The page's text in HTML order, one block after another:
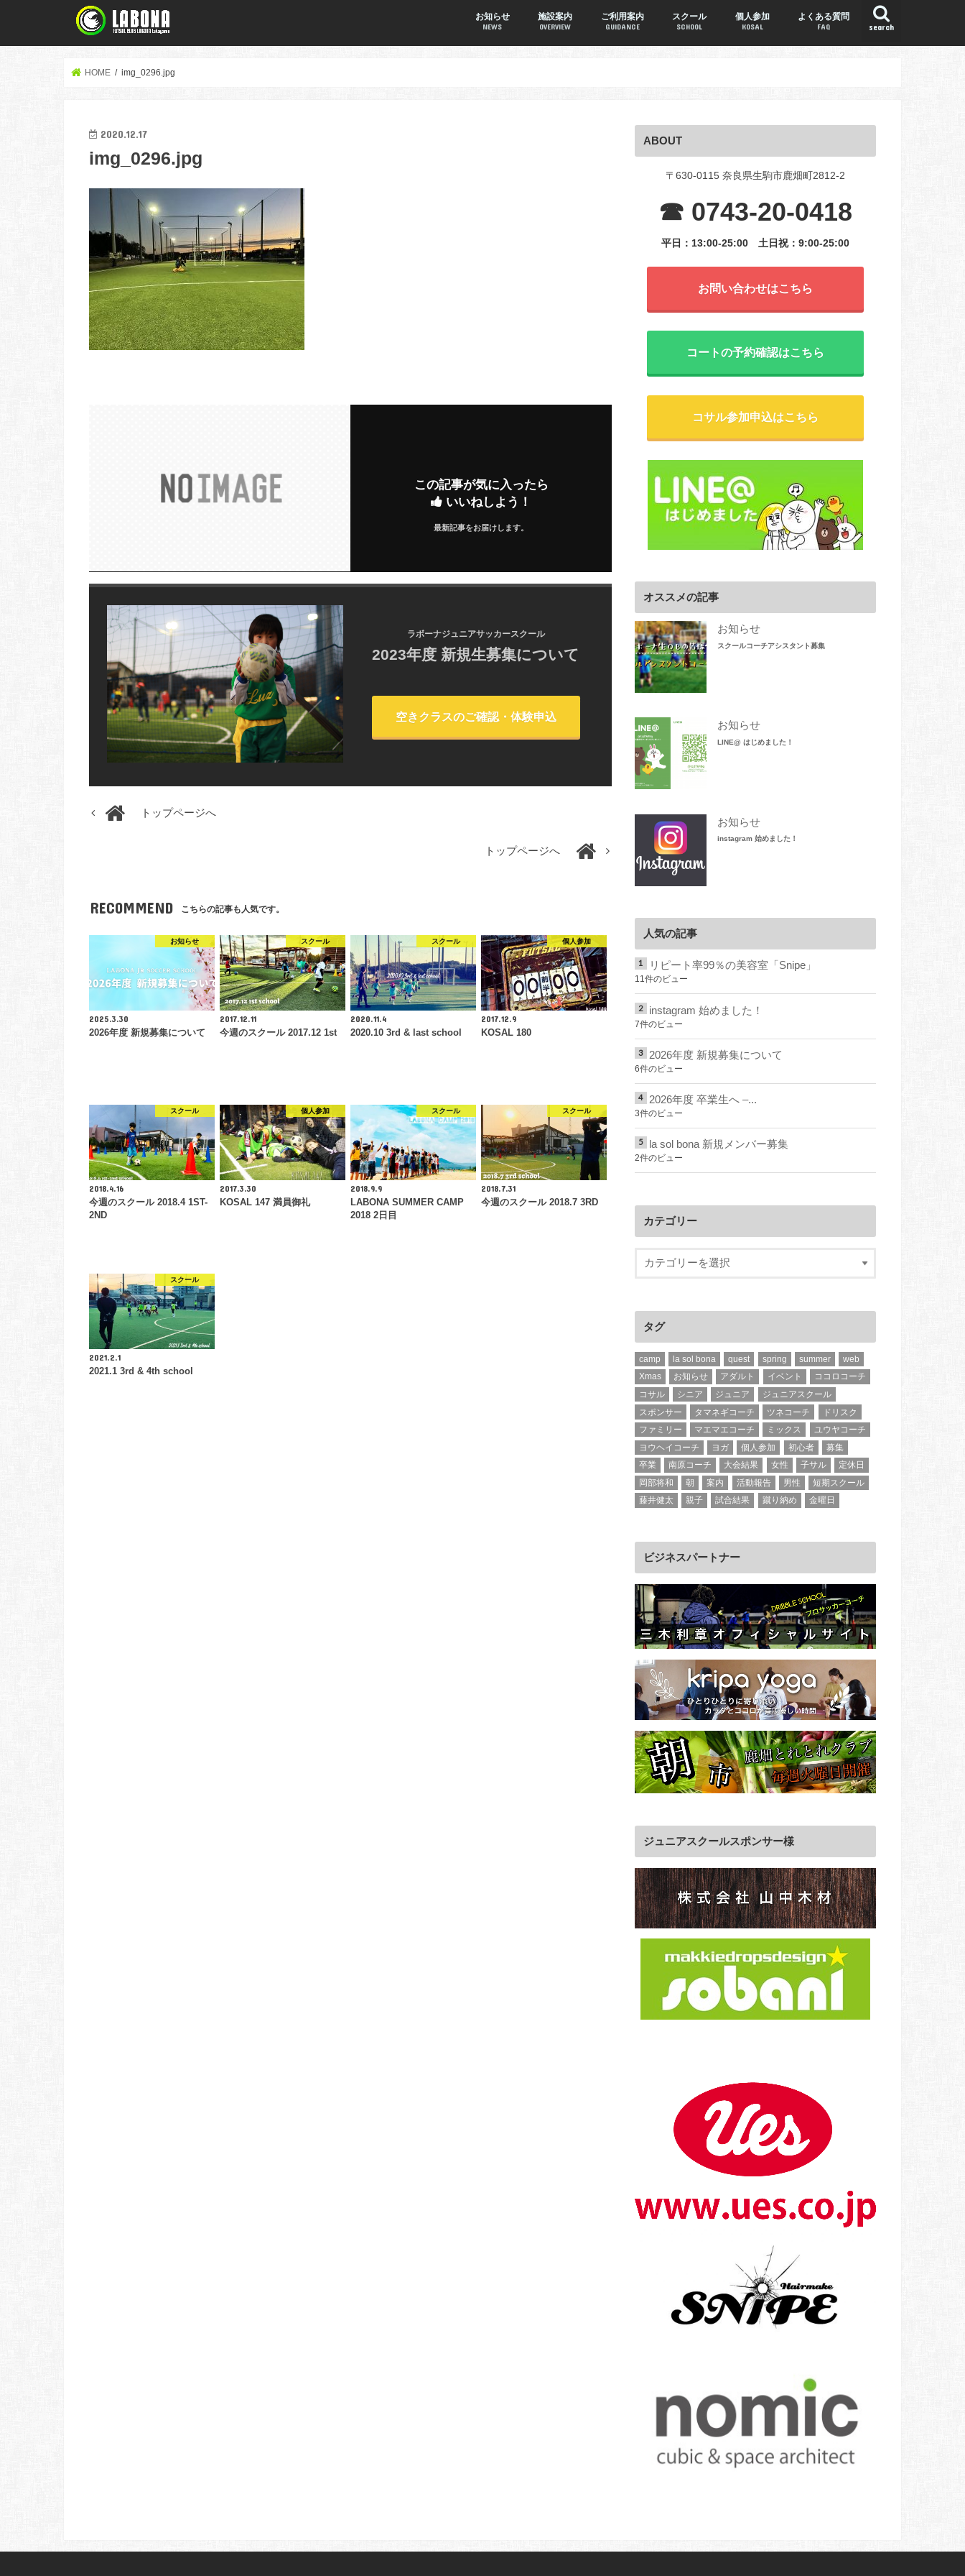
search
お知らせ
NEWS
施設案内
OVERVIEW
ご利用案内
GUIDANCE
スクール
SCHOOL
個人参加
KOSAL
よくある質問
FAQ
HOME img_0296.jpg
2020.12.17
img_0296.jpg
この記事が気に入ったら
いいねしよう！
最新記事をお届けします。
ラボーナジュニアサッカースクール
2023年度 新規生募集について
空きクラスのご確認・体験申込
トップページへ
トップページへ
RECOMMEND こちらの記事も人気です。
お知らせ
2025.3.30
2026年度 新規募集について
スクール
2017.12.11
今週のスクール 2017.12 1st
スクール
2020.11.4
2020.10 3rd & last school
個人参加
2017.12.9
KOSAL 180
スクール
2018.4.16
今週のスクール 2018.4 1ST-
2ND
個人参加
2017.3.30
KOSAL 147 満員御礼
スクール
2018.9.9
LABONA SUMMER CAMP
2018 2日目
スクール
2018.7.31
今週のスクール 2018.7 3RD
スクール
2021.2.1
2021.1 3rd & 4th school
ABOUT
〒630-0115 奈良県生駒市鹿畑町2812-2
☎ 0743-20-0418
平日：13:00-25:00 土日祝：9:00-25:00
お問い合わせはこちら
コートの予約確認はこちら
コサル参加申込はこちら
オススメの記事
お知らせ
スクールコーチアシスタント募集
お知らせ
LINE@ はじめました！
お知らせ
instagram 始めました！
人気の記事
リピート率99％の美容室「Snipe」
11件のビュー
instagram 始めました！
7件のビュー
2026年度 新規募集について
6件のビュー
2026年度 卒業生へ –...
3件のビュー
la sol bona 新規メンバー募集
2件のビュー
カテゴリー
タグ
camp la sol bona quest spring summer
web
Xmas
お知らせ アダルト イベント
ココロコーチ
コサル
シニア ジュニア
ジュニアスクール
スポンサー
タマネギコーチ ツネコーチ
ドリスク
ファミリー
マエマエコーチ ミックス
ユウヤコーチ
ヨウヘイコーチ
ヨガ 個人参加 初心者
募集
卒業
南原コーチ 大会結果 女性 子サル
定休日
岡部将和
朝 案内 活動報告 男性
短期スクール
藤井健太
親子 試合結果 蹴り納め 金曜日
ビジネスパートナー
ジュニアスクールスポンサー様